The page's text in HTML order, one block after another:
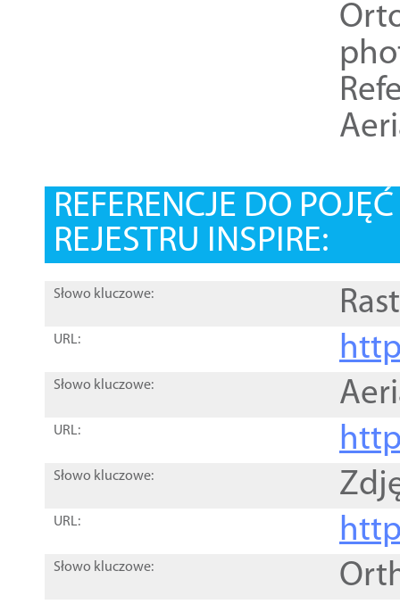
REFERENCJE DO
REJESTRU INSPIRE:
Słowo kluczowe:
URL:
Słowo kluczowe:
URL:
Słowo kluczowe:
URL:
Słowo kluczowe: